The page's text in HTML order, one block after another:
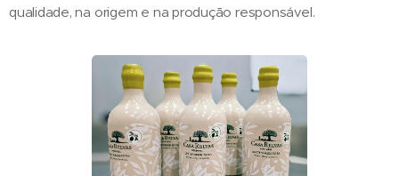
qualidade, na origem e na produção responsável.